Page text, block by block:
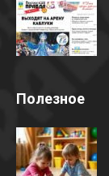
Полезное